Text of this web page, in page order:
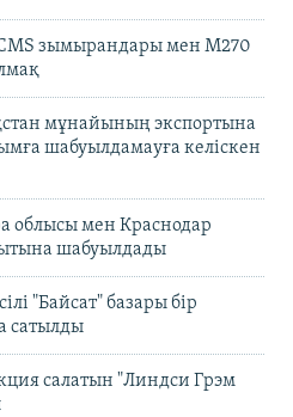
зымырандары мен M270
мұнайының экспортына
шабуылдамауға келіскен
облысы мен Краснодар
шабуылдады
"Байсат" базары бір
сатылды
салатын "Линдси Грэм